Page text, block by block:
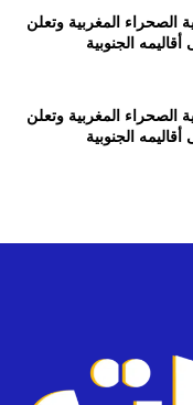
الصحراء المغربية وتعلن
الجنوبية
الصحراء المغربية وتعلن
الجنوبية